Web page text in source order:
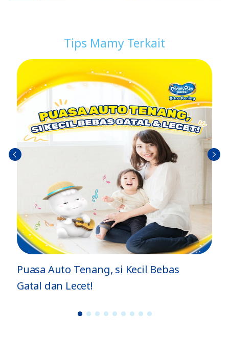
Tips Mamy Terkait
4 Tips MPASI Kukus Sehat, Lembut,
dan Bernutrisi
Ante
rior
Próxi
mo
1 2 3 4 5 6 7 8 9